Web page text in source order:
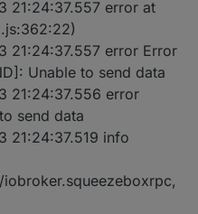
21:24:37.557 error at
21:24:37.557 error Error
Unable to send data
21:24:37.556 error
send data
21:24:37.519 info